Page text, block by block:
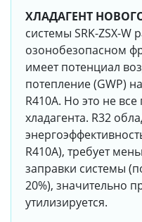
ХЛАДАГЕНТ
системы SRK-ZSX-W
озонобезопасном
имеет потенциал
потепление (GWP)
R410A. Но это не
хладагента. R32
R410A), требует
заправки системы
20%), значительно
утилизируется.